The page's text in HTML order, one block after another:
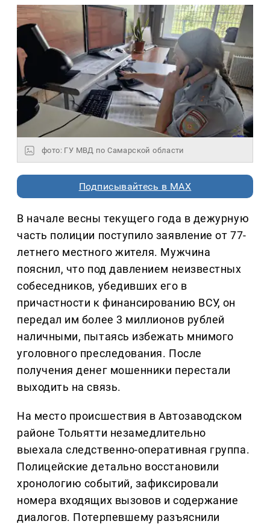
фото: ГУ МВД по Самарской области
Подписывайтесь в MAX
В начале весны текущего года в дежурную
часть полиции поступило заявление от 77-
летнего местного жителя. Мужчина
пояснил, что под давлением неизвестных
собеседников, убедивших его в
причастности к финансированию ВСУ, он
передал им более 3 миллионов рублей
наличными, пытаясь избежать мнимого
уголовного преследования. После
получения денег мошенники перестали
выходить на связь.
На место происшествия в Автозаводском
районе Тольятти незамедлительно
выехала следственно-оперативная группа.
Полицейские детально восстановили
хронологию событий, зафиксировали
номера входящих вызовов и содержание
диалогов. Потерпевшему разъяснили